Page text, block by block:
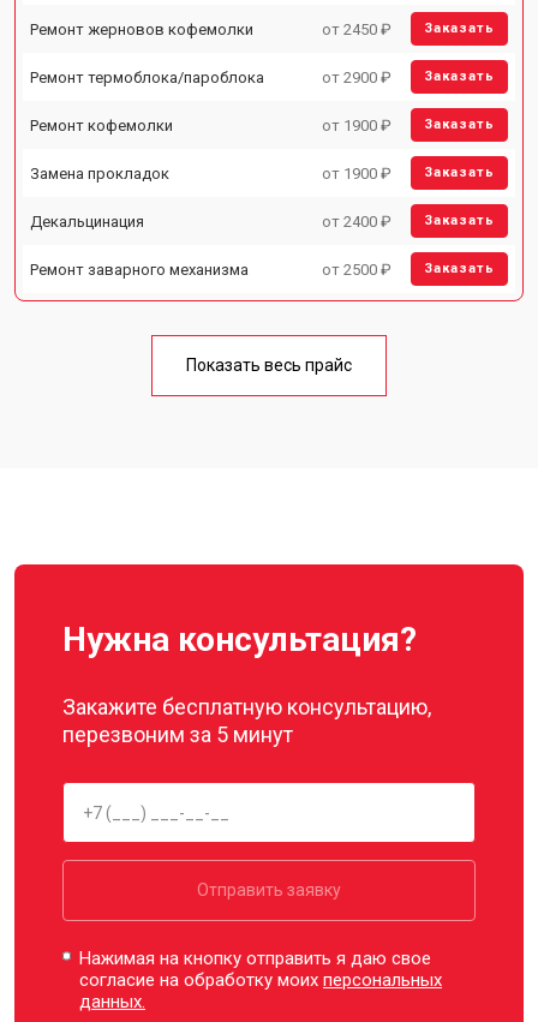
Ремонт жерновов кофемолки от 2450 ₽ Заказать
Ремонт термоблока/пароблока от 2900 ₽ Заказать
Ремонт кофемолки от 1900 ₽ Заказать
Замена прокладок от 1900 ₽ Заказать
Декальцинация от 2400 ₽ Заказать
Ремонт заварного механизма от 2500 ₽ Заказать
Показать весь прайс
Нужна консультация?
Закажите бесплатную консультацию,
перезвоним за 5 минут
Отправить заявку
Нажимая на кнопку отправить я даю свое
согласие на обработку моихперсональных
данных.